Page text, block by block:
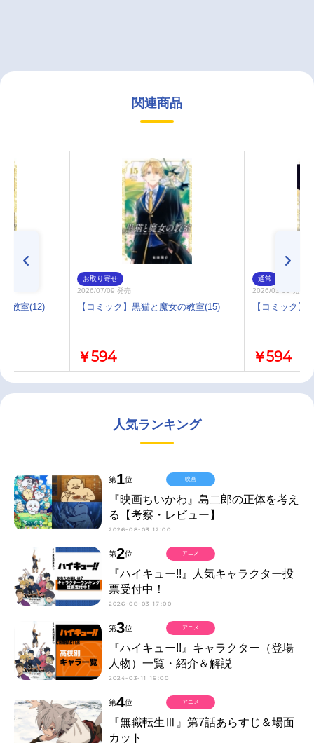
関連商品
教室(12)
お取り寄せ
2026/07/09 発売
【コミック】黒猫と魔女の教室(15)
￥594
通常
2026/03/09 発売
【コミック】
￥594
人気ランキング
第1位
『映画ちいかわ』島二郎の正体を考え
る【考察・レビュー】
2026-08-03 12:00
映画
第2位
『ハイキュー!!』人気キャラクター投
票受付中！
2026-08-03 17:00
アニメ
第3位
『ハイキュー!!』キャラクター（登場
人物）一覧・紹介＆解説
2024-03-11 16:00
アニメ
第4位
『無職転生Ⅲ』第7話あらすじ＆場面
カット
アニメ